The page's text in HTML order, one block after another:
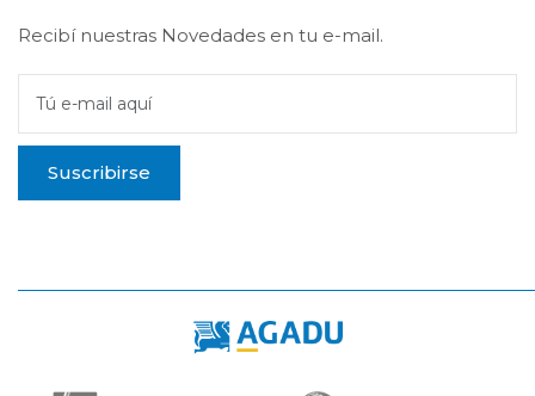
Recibí nuestras Novedades en tu e-mail.
Tú e-mail aquí
Suscribirse